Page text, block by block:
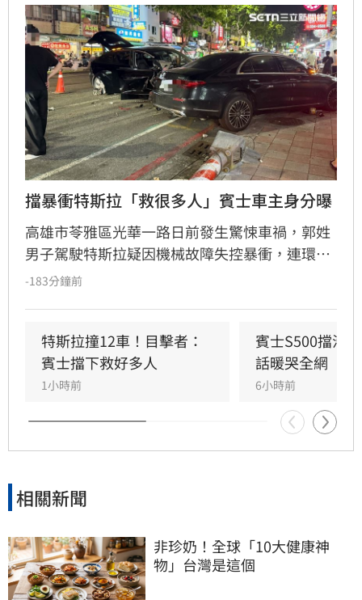
擋暴衝特斯拉「救很多人」賓士車主身分曝
高雄市苓雅區光華一路日前發生驚悚車禍，郭姓
男子駕駛特斯拉疑因機械故障失控暴衝，連環撞
擊12輛汽機車及單車，所幸僅造成3人輕傷。肇
光，竟是擁有1.4萬粉絲的網紅「超級土豆粉」，
同時也是嘉義知名甜甜圈店老闆。
-183分鐘前
特斯拉撞12車！目擊者：
賓士擋下救好多人
1小時前
賓士S500擋浩
話暖哭全網
6小時前
相關新聞
非珍奶！全球「10大健康神
物」台灣是這個